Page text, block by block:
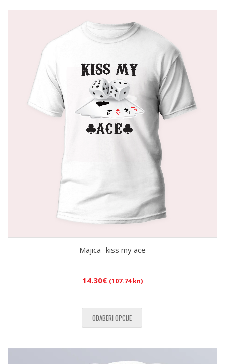
Majica- kiss my ace
14.30€ (107.74 kn)
ODABERI OPCIJE